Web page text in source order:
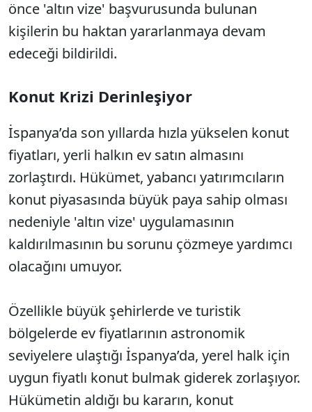
önce 'altın vize' başvurusunda bulunan
kişilerin bu haktan yararlanmaya devam
edeceği bildirildi.
Konut Krizi Derinleşiyor
İspanya’da son yıllarda hızla yükselen konut
fiyatları, yerli halkın ev satın almasını
zorlaştırdı. Hükümet, yabancı yatırımcıların
konut piyasasında büyük paya sahip olması
nedeniyle 'altın vize' uygulamasının
kaldırılmasının bu sorunu çözmeye yardımcı
olacağını umuyor.
Özellikle büyük şehirlerde ve turistik
bölgelerde ev fiyatlarının astronomik
seviyelere ulaştığı İspanya’da, yerel halk için
uygun fiyatlı konut bulmak giderek zorlaşıyor.
Hükümetin aldığı bu kararın, konut